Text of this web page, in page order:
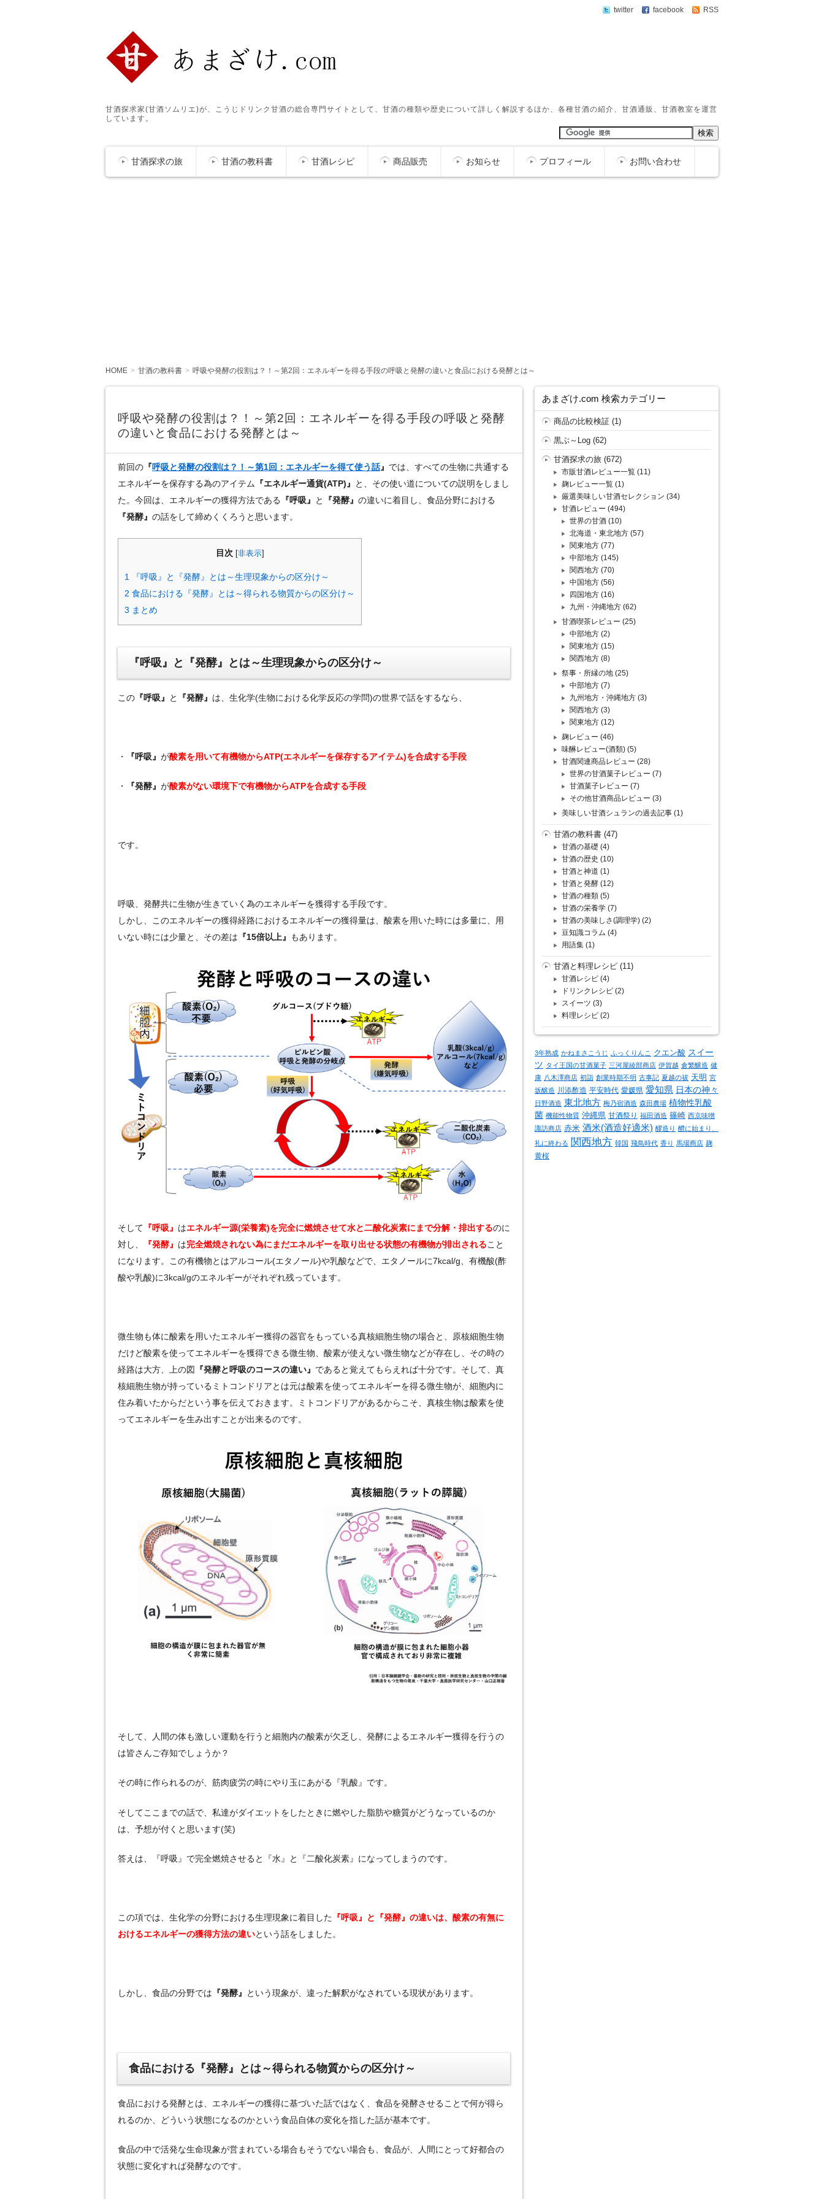
twitter facebook RSS
甘酒探求家(甘酒ソムリエ)が、こうじドリンク甘酒の総合専門サイトとして、甘酒の種類や歴史について詳しく解説するほか、各種甘酒の紹介、甘酒通販、甘酒教室を運営
しています。
甘酒探求の旅 甘酒の教科書 甘酒レシピ 商品販売 お知らせ プロフィール お問い合わせ
HOME 甘酒の教科書 呼吸や発酵の役割は？！～第2回：エネルギーを得る手段の呼吸と発酵の違いと食品における発酵とは～
呼吸や発酵の役割は？！～第2回：エネルギーを得る手段の呼吸と発酵
の違いと食品における発酵とは～
前回の 『呼吸と発酵の役割は？！～第1回：エネルギーを得て使う話』 では、すべての生物に共通する
エネルギーを保存する為のアイテム
『エネルギー通貨(ATP)』
と、その使い道についての説明をしまし
た。今回は、エネルギーの獲得方法である
『呼吸』 と 『発酵』 の違いに着目し、食品分野における
『発酵』 の話をして締めくくろうと思います。
目次 [非表示]
1
『呼吸』と『発酵』とは～生理現象からの区分け～
2 食品における『発酵』とは～得られる物質からの区分け～
3 まとめ
『呼吸』と『発酵』とは～生理現象からの区分け～
この 『呼吸』 と 『発酵』 は、生化学(生物における化学反応の学問)の世界で話をするなら、
・ 『呼吸』 が酸素を用いて有機物からATP(エネルギーを保存するアイテム)を合成する手段
・ 『発酵』 が酸素がない環境下で有機物からATPを合成する手段
です。
呼吸、発酵共に生物が生きていく為のエネルギーを獲得する手段です。
しかし、このエネルギーの獲得経路におけるエネルギーの獲得量は、酸素を用いた時には多量に、用
いない時には少量と、その差は 『15倍以上』 もあります。
そして 『呼吸』 はエネルギー源(栄養素)を完全に燃焼させて水と二酸化炭素にまで分解・排出するのに
対し、
『発酵』 は完全燃焼されない為にまだエネルギーを取り出せる状態の有機物が排出されること
になります。この有機物とはアルコール(エタノール)や乳酸などで、エタノールに7kcal/g、有機酸(酢
酸や乳酸)に3kcal/gのエネルギーがそれぞれ残っています。
微生物も体に酸素を用いたエネルギー獲得の器官をもっている真核細胞生物の場合と、原核細胞生物
だけど酸素を使ってエネルギーを獲得できる微生物、酸素が使えない微生物などが存在し、その時の
経路は大方、上の図
『発酵と呼吸のコースの違い』 であると覚えてもらえれば十分です。そして、真
核細胞生物が持っているミトコンドリアとは元は酸素を使ってエネルギーを得る微生物が、細胞内に
住み着いたからだという事を伝えておきます。ミトコンドリアがあるからこそ、真核生物は酸素を使
ってエネルギーを生み出すことが出来るのです。
そして、人間の体も激しい運動を行うと細胞内の酸素が欠乏し、発酵によるエネルギー獲得を行うの
は皆さんご存知でしょうか？
その時に作られるのが、筋肉疲労の時にやり玉にあがる『乳酸』です。
そしてここまでの話で、私達がダイエットをしたときに燃やした脂肪や糖質がどうなっているのか
は、予想が付くと思います(笑)
答えは、『呼吸』で完全燃焼させると『水』と『二酸化炭素』になってしまうのです。
この項では、生化学の分野における生理現象に着目した 『呼吸』と『発酵』の違いは、酸素の有無に
おけるエネルギーの獲得方法の違いという話をしました。
しかし、食品の分野では 『発酵』 という現象が、違った解釈がなされている現状があります。
食品における『発酵』とは～得られる物質からの区分け～
食品における発酵とは、エネルギーの獲得に基づいた話ではなく、食品を発酵させることで何が得ら
れるのか、どういう状態になるのかという食品自体の変化を指した話が基本です。
食品の中で活発な生命現象が営まれている場合もそうでない場合も、食品が、人間にとって好都合の
状態に変化すれば発酵なのです。
あまざけ.com 検索カテゴリー
商品の比較検証 (1)
黒ぶ～Log (62)
甘酒探求の旅 (672)
市販甘酒レビュー一覧 (11)
麹レビュー一覧 (1)
厳選美味しい甘酒セレクション (34)
甘酒レビュー (494)
世界の甘酒 (10)
北海道・東北地方 (57)
関東地方 (77)
中部地方 (145)
関西地方 (70)
中国地方 (56)
四国地方 (16)
九州・沖縄地方 (62)
甘酒喫茶レビュー (25)
中部地方 (2)
関東地方 (15)
関西地方 (8)
祭事・所縁の地 (25)
中部地方 (7)
九州地方・沖縄地方 (3)
関西地方 (3)
関東地方 (12)
麹レビュー (46)
味醂レビュー(酒類) (5)
甘酒関連商品レビュー (28)
世界の甘酒菓子レビュー (7)
甘酒菓子レビュー (7)
その他甘酒商品レビュー (3)
美味しい甘酒シュランの過去記事 (1)
甘酒の教科書 (47)
甘酒の基礎 (4)
甘酒の歴史 (10)
甘酒と神道 (1)
甘酒と発酵 (12)
甘酒の種類 (5)
甘酒の栄養学 (7)
甘酒の美味しさ(調理学) (2)
豆知識コラム (4)
用語集 (1)
甘酒と料理レシピ (11)
甘酒レシピ (4)
ドリンクレシピ (2)
スイーツ (3)
料理レシピ (2)
3年熟成 かねまさこうじ ふっくりんこ クエン酸 スイー
ツ タイ王国の甘酒菓子 三河屋綾部商店 伊賀越 倉繁醸造 健
康 八木澤商店 初詣 創業時期不明 古事記 夏越の祓 天明 宮
坂醸造 川添酢造 平安時代 愛媛県 愛知県 日本の神々
日野酒造 東北地方 梅乃宿酒造 森田農場 植物性乳酸
菌 機能性物質 沖縄県 甘酒祭り 福田酒造 篠崎 西京味噌
諏訪商店 赤米 酒米(酒造好適米) 醪造り 醴に始まり、
礼に終わる 関西地方 韓国 飛鳥時代 香り 馬場商店 麹
黄桜